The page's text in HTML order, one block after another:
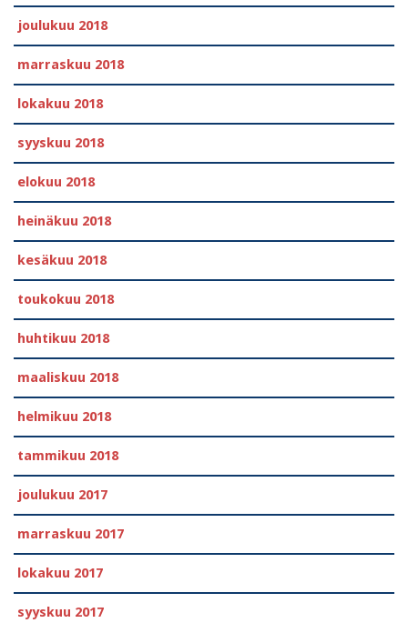
joulukuu 2018
marraskuu 2018
lokakuu 2018
syyskuu 2018
elokuu 2018
heinäkuu 2018
kesäkuu 2018
toukokuu 2018
huhtikuu 2018
maaliskuu 2018
helmikuu 2018
tammikuu 2018
joulukuu 2017
marraskuu 2017
lokakuu 2017
syyskuu 2017